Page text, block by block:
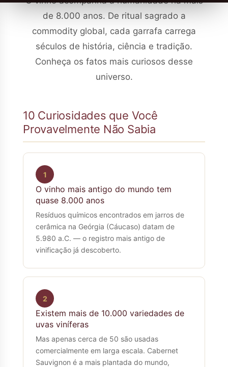
de 8.000 anos. De ritual sagrado a
commodity global, cada garrafa carrega
séculos de história, ciência e tradição.
Conheça os fatos mais curiosos desse
universo.
10 Curiosidades que Você
Provavelmente Não Sabia
1
O vinho mais antigo do mundo tem
quase 8.000 anos
Resíduos químicos encontrados em jarros de
cerâmica na Geórgia (Cáucaso) datam de
5.980 a.C. — o registro mais antigo de
vinificação já descoberto.
2
Existem mais de 10.000 variedades de
uvas viníferas
Mas apenas cerca de 50 são usadas
comercialmente em larga escala. Cabernet
Sauvignon é a mais plantada do mundo,